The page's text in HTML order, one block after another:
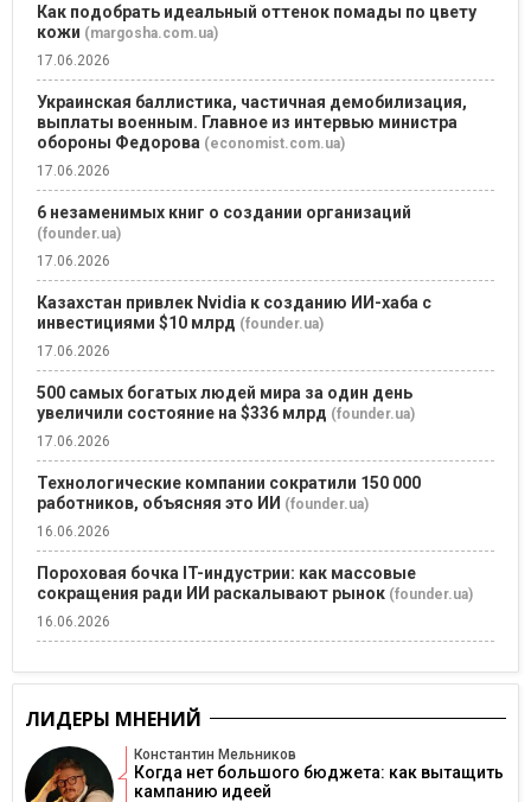
Как подобрать идеальный оттенок помады по цвету
кожи (margosha.com.ua)
17.06.2026
Украинская баллистика, частичная демобилизация,
выплаты военным. Главное из интервью министра
обороны Федорова (economist.com.ua)
17.06.2026
6 незаменимых книг о создании организаций
(founder.ua)
17.06.2026
Казахстан привлек Nvidia к созданию ИИ-хаба с
инвестициями $10 млрд (founder.ua)
17.06.2026
500 самых богатых людей мира за один день
увеличили состояние на $336 млрд (founder.ua)
17.06.2026
Технологические компании сократили 150 000
работников, объясняя это ИИ (founder.ua)
16.06.2026
Пороховая бочка IT-индустрии: как массовые
сокращения ради ИИ раскалывают рынок (founder.ua)
16.06.2026
ЛИДЕРЫ МНЕНИЙ
Константин Мельников
Когда нет большого бюджета: как вытащить
кампанию идеей